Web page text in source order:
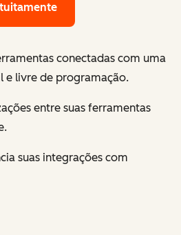
conectadas com uma
e livre de programação.
entre suas ferramentas
suas integrações com